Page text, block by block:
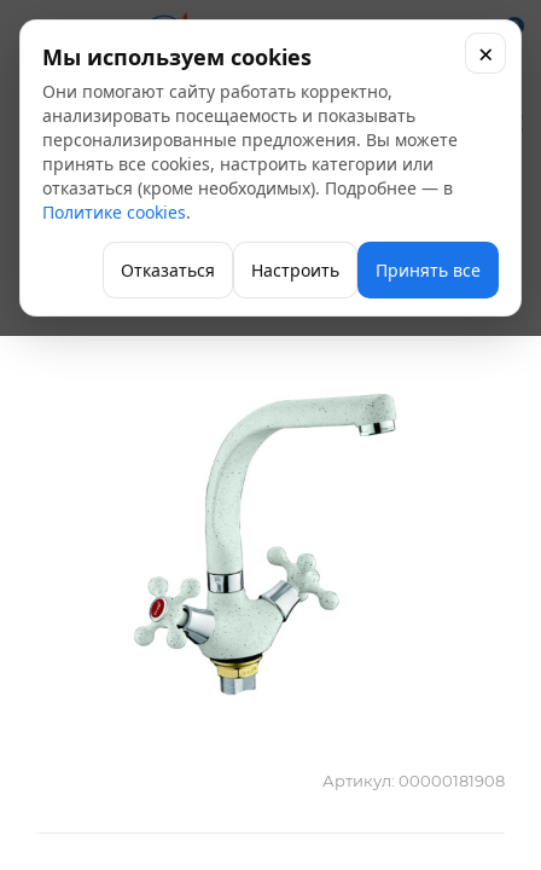
0
Смеситель мойка
FRAP F5408-8
двуручный гайка
Белый
Двухвентильные смесители для кухни
Артикул: 00000181908
Мы используем cookies
Они помогают сайту работать корректно,
анализировать посещаемость и показывать
персонализированные предложения. Вы можете
принять все cookies, настроить категории или
отказаться (кроме необходимых). Подробнее — в
Политике cookies.
Отказаться Настроить Принять все
×